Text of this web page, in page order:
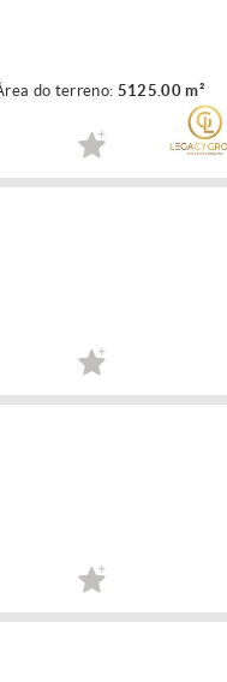
do terreno: 5125.00 m²